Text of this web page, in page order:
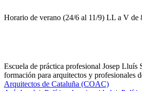
Horario de verano (24/6 al 11/9) LL a V de
Escuela de práctica profesional Josep Lluís
formación para arquitectos y profesionales
Arquitectos de Cataluña (COAC)